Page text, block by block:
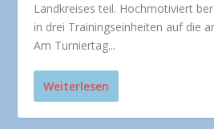
Landkreises teil. Hochmotiviert
in drei Trainingseinheiten auf die
Am Turniertag...
Weiterlesen